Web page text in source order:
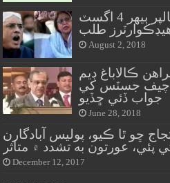
آصف زرداري ۽ فريال ٽالپر ٻيهر 4 اگسٽ
طلب
August 2, 2018
ڪالاباغ ڊيم
چيف جسٽس کي
جواب ڏئي ڇڏيو
June 28, 2018
ڇو ٿا ڪيو، پوليس آبادگارن
عورتون به تشدد ۾ متاثر
December 12, 2017